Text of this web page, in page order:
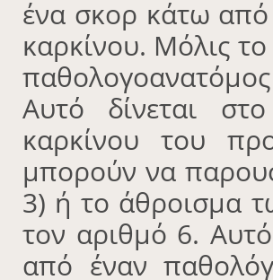
ένα σκορ κάτω από
καρκίνου. Μόλις
Αυτό δίνεται
καρκίνου του
μπορούν να
3) ή το άθροισμα
τον αριθμό 6.
από έναν